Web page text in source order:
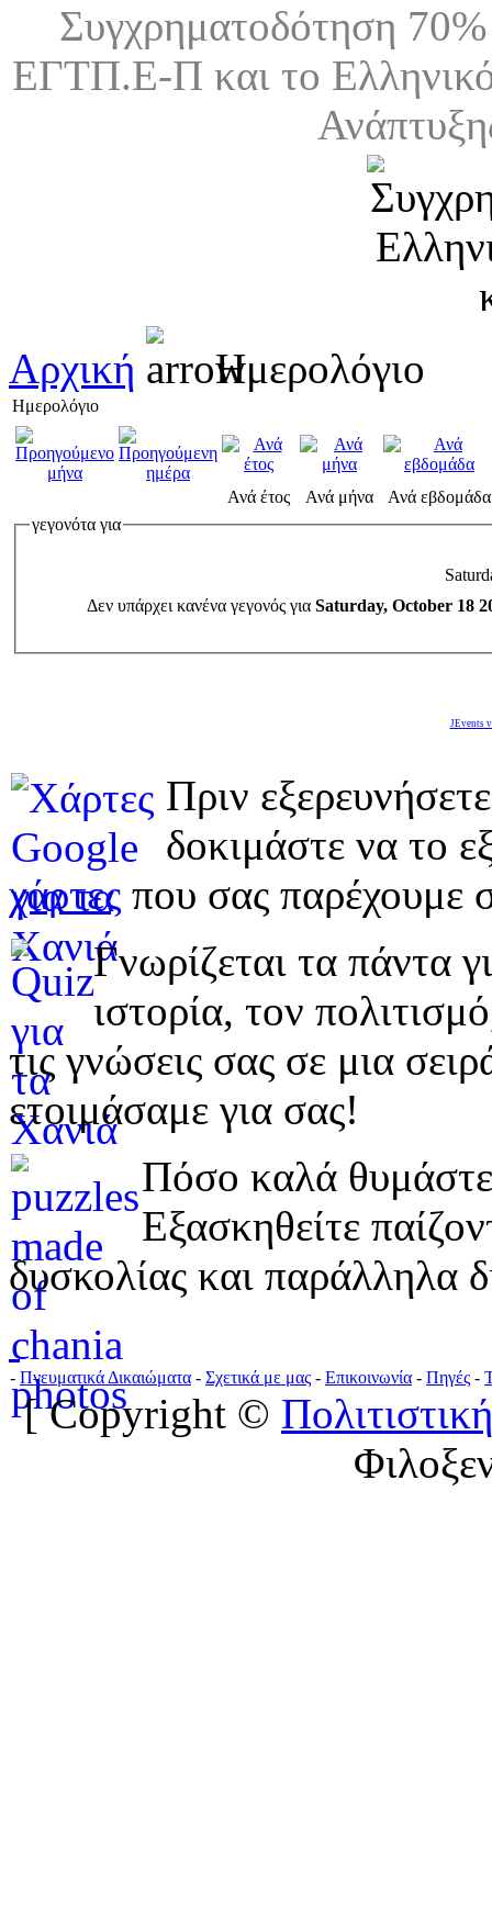
Συγχρηματοδότηση
ΕΓΤΠ.Ε-Π και το
Αρχική Ημερολόγιο
Ημερολόγιο
Ανά έτος Ανά μήνα
Ανά εβδομάδα
γεγονότα για
Δεν υπάρχει κανένα γεγονός για Saturday, October 18
JEvents
Πριν
δοκιμάστε να το
χάρτες που σας παρέχουμε
Γνωρίζεται τα πάντα
ιστορία, τον
τις γνώσεις σας σε μια
ετοιμάσαμε για σας!
Πόσο καλά
Εξασκηθείτε
δυσκολίας και παράλληλα
- Πνευματικά Δικαιώματα - Σχετικά με μας - Επικοινωνία - Πηγές -
[ Copyright ©